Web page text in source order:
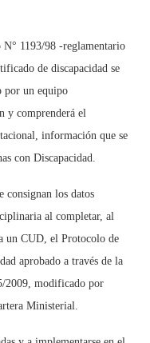
1193/98 -reglamentario
de discapacidad se
por un equipo
y comprenderá el
información que se
con Discapacidad.
consignan los datos
al completar, al
un CUD, el Protocolo de
aprobado a través de la
2009, modificado por
Ministerial.